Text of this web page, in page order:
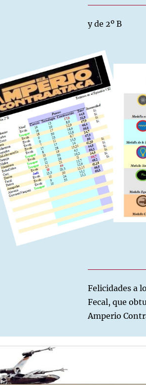
y de 2º B
Felicidades a
Fecal, que
Amperio